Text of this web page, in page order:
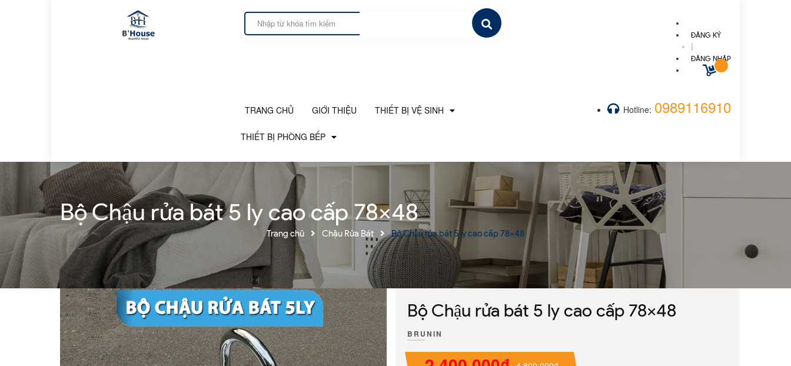
ĐĂNG KÝ
ĐĂNG NHẬP
TRANG CHỦ GIỚI THIỆU THIẾT BỊ VỆ SINH
THIẾT BỊ PHÒNG BẾP
Hotline: 0989116910
Bộ Chậu rửa bát 5 ly cao cấp 78x48
Trang chủ Chậu Rửa Bát Bộ Chậu rửa bát 5 ly cao cấp 78x48
Bộ Chậu rửa bát 5 ly cao cấp 78x48
BRUNIN